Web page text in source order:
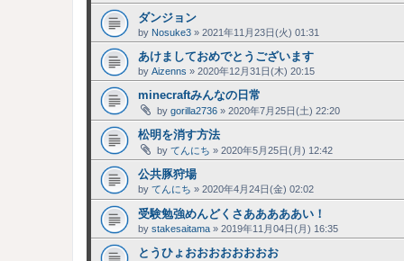
ダンジョン
by Nosuke3 » 2021年11月23日(火) 01:31
あけましておめでとうございます
by Aizenns » 2020年12月31日(木) 20:15
minecraftみんなの日常
by gorilla2736 » 2020年7月25日(土) 22:20
松明を消す方法
by てんにち » 2020年5月25日(月) 12:42
公共豚狩場
by てんにち » 2020年4月24日(金) 02:02
受験勉強めんどくさあああああい！
by stakesaitama » 2019年11月04日(月) 16:35
とうひょおおおおおおおお